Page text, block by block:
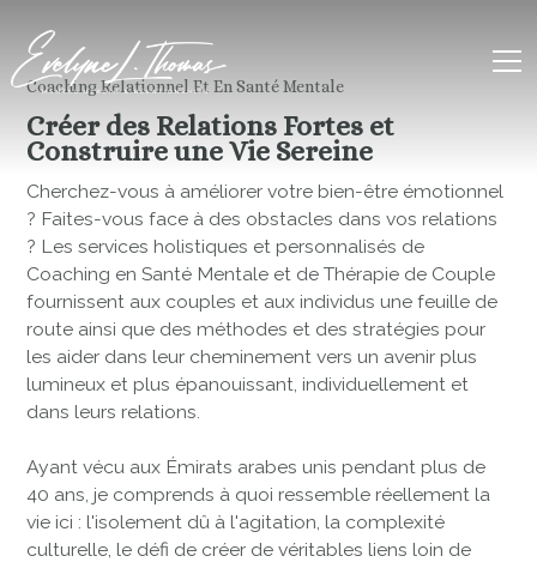
Coaching Relationnel Et En Santé Mentale
Créer des Relations Fortes et
Construire une Vie Sereine
Cherchez-vous à améliorer votre bien-être émotionnel
? Faites-vous face à des obstacles dans vos relations
? Les services holistiques et personnalisés de
Coaching en Santé Mentale et de Thérapie de Couple
fournissent aux couples et aux individus une feuille de
route ainsi que des méthodes et des stratégies pour
les aider dans leur cheminement vers un avenir plus
lumineux et plus épanouissant, individuellement et
dans leurs relations.
Ayant vécu aux Émirats arabes unis pendant plus de
40 ans, je comprends à quoi ressemble réellement la
vie ici : l'isolement dû à l'agitation, la complexité
culturelle, le défi de créer de véritables liens loin de